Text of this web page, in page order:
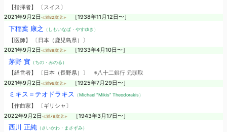
【指揮者】 〔スイス〕
2021年9月2日 ≪満82歳没≫ ［1938年11月12日〜］
下稲葉 康之 （しもいなば・やすゆき）
【医師】 〔日本（鹿児島県）〕
2021年9月2日 ≪満88歳没≫ ［1933年4月10日〜］
茅野 實（ちの・みのる）
【経営者】 〔日本（長野県）〕 ※八十二銀行 元頭取
2021年9月2日 ≪満96歳没≫ ［1925年7月29日〜］
ミキス＝テオドラキス （Michael “Mikis” Theodorakis）
【作曲家】 〔ギリシャ〕
2022年9月2日 ≪満79歳没≫ ［1943年3月17日〜］
西川 正純（さいかわ・まさずみ）